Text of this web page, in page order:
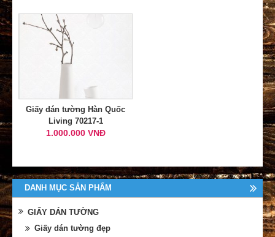
Giấy dán tường Hàn Quốc
Living 70217-1
1.000.000 VNĐ
DANH MỤC SẢN PHẨM
GIẤY DÁN TƯỜNG
Giấy dán tường đẹp